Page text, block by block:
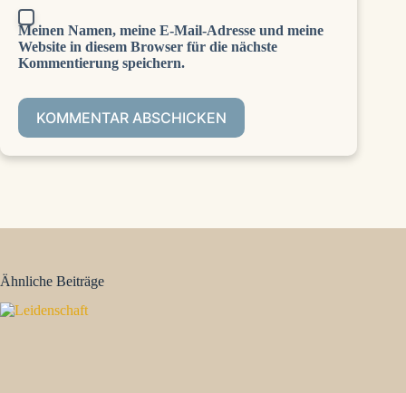
Meinen Namen, meine E-Mail-Adresse und meine
Website in diesem Browser für die nächste
Kommentierung speichern.
KOMMENTAR ABSCHICKEN
Ähnliche Beiträge